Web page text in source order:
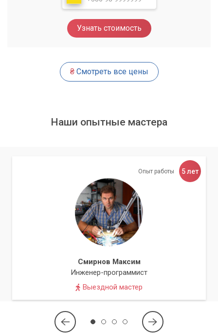
Пытаться самостоятельно решить сложную проблему с
интернетом без должных знаний и опыта часто приводит к
еще большим затруднениям. Неправильные действия могут
усугубить ситуацию, повредить оборудование или даже
Экспертизу и опыт:Наши специалисты глубоко
разбираются в сетевом оборудовании и программном
меры для скорейшего решения проблемы.
Не позволяйте проблемам с интернетом
замедлять вашу жизнь! Сервисный центр
«Компьютерный Мастер» — ваш надежный
партнер в мире цифровых технологий.
Мы работаем по всей Киеве и Киевской области,
неполадок, связанных с доступом в интернет. Доверьтесь
профессионалам, и ваш онлайн-мир снова станет быстрым
Узнать стоимость
₴Смотреть все цены
Наши опытные мастера
Опыт работы 5 лет
Смирнов Максим
Инженер-программист
Выездной мастер